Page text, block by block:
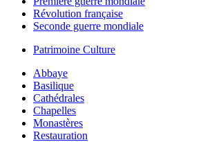
Révolution française
Seconde guerre mondiale
Patrimoine Culture
Abbaye
Basilique
Cathédrales
Chapelles
Monastères
Restauration